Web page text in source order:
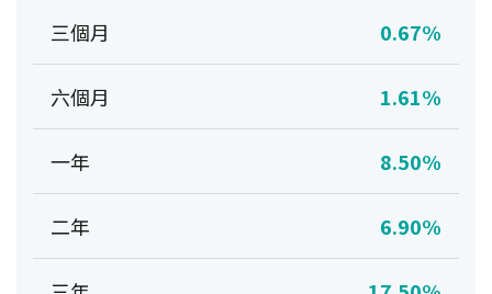
三個月 0.67%
六個月 1.61%
一年 8.50%
二年 6.90%